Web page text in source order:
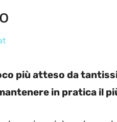
più atteso da
in pratica il